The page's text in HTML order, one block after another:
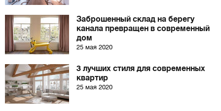
Заброшенный склад на берегу
канала превращен в современный
дом
25 мая 2020
3 лучших стиля для современных
квартир
25 мая 2020